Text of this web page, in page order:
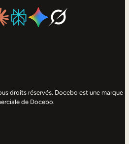
droits réservés. Docebo est une marque
de Docebo.